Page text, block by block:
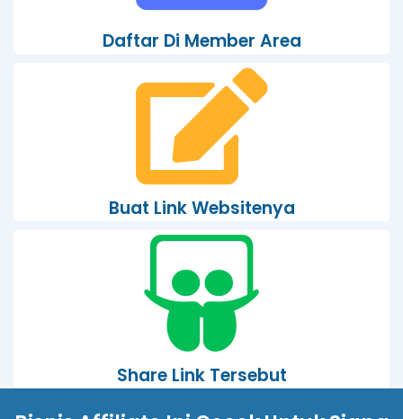
Daftar Di Member Area
Buat Link Websitenya
Share Link Tersebut